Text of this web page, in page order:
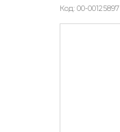
Код: 00-00125897